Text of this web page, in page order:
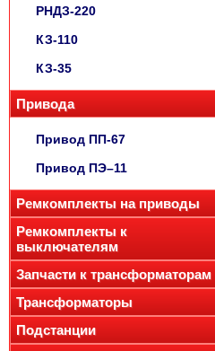
РНДЗ-220
КЗ-110
КЗ-35
Привода
Привод ПП-67
Привод ПЭ–11
Ремкомплекты на приводы
Ремкомплекты к
выключателям
Запчасти к трансформаторам
Трансформаторы
Подстанции